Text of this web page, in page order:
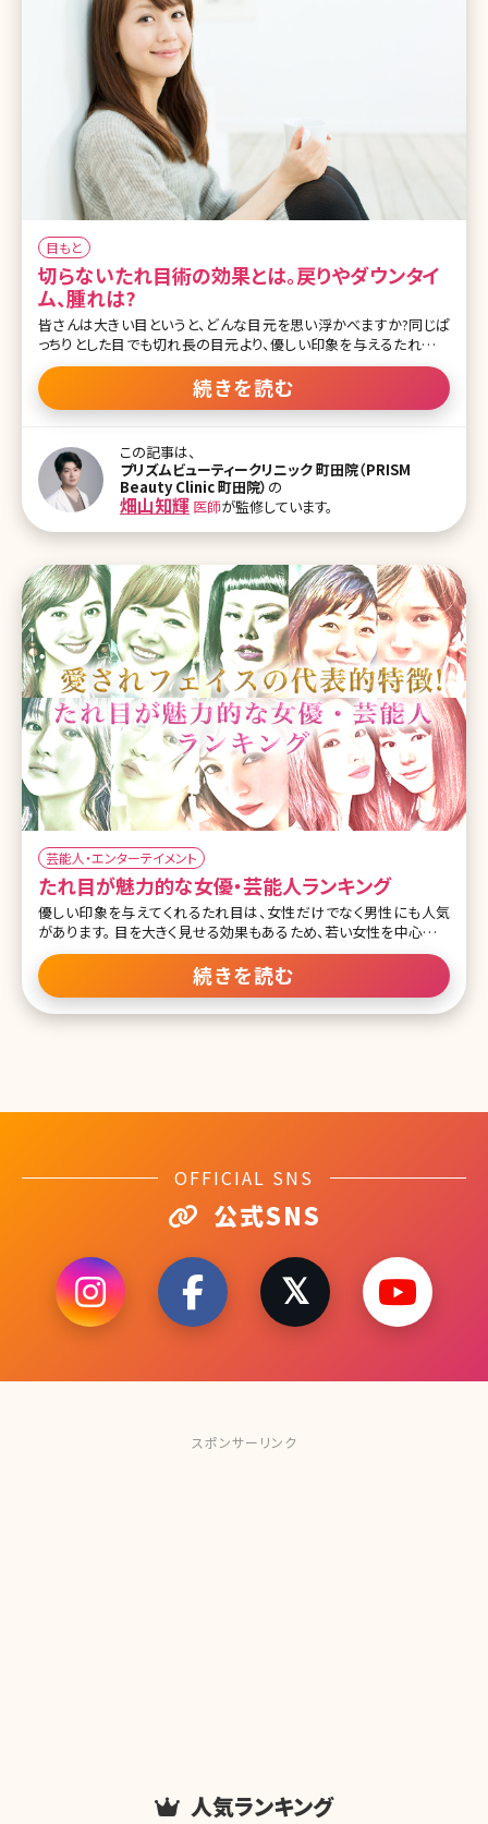
目もと
切らないたれ目術の効果とは。戻りやダウンタイ
ム、腫れは?
皆さんは大きい目というと、どんな目元を思い浮かべますか?同じぱ
っちりとした目でも切れ長の目元より、優しい印象を与えるたれ目の
ほうが男性ウケがいいという意見もあります。確かに、男性に人気の
ある女優やタレントさんでも優しそうなたれ目の人って多いですよ
ね。ここでは愛され系のたれ目を目指す方法と、今人気の「切らない
ワンポイント】たれ目形成は方法・下げる位置（目尻〜真ん中）・下げ
幅によって印象が大きく変わります。シミュレーションの際にドクター
にしっかりと希望の形を伝えましょう。また、クマの原因となる眼窩脂
肪を解消しながらたれ目形成できるドクターもいますので相談して
みると良いでしょう。 目次 1たれ目になる方法
続きを読む
この記事は、
プリズムビューティークリニック 町田院（PRISM
Beauty Clinic 町田院） の
畑山知輝 医師が監修しています。
芸能人・エンターテイメント
たれ目が魅力的な女優・芸能人ランキング
優しい印象を与えてくれるたれ目は、女性だけでなく男性にも人気
があります。 目を大きく見せる効果もあるため、若い女性を中心にた
れ目メイクが流行中。 今回は「たれ目が魅力的な女優・芸能人」ラン
キングトップ10です! たれ目メイクの参考にしてみて下さいね。 1位綾
瀬はるか この投稿をInstagramで見る SK-II's Official
Instagram(@skii)がシェアした投稿 「なりたい顔ランキング」で毎回
続きを読む
OFFICIAL SNS
公式SNS
スポンサーリンク
人気ランキング